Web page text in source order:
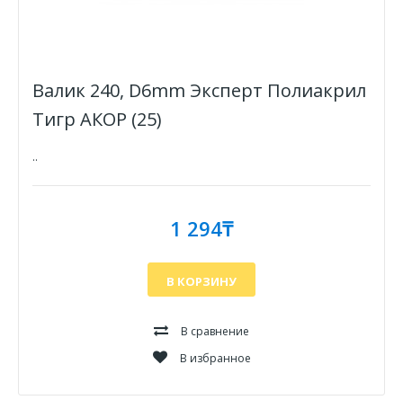
Валик 240, D6mm Эксперт Полиакрил
Тигр АКОР (25)
..
1 294₸
В КОРЗИНУ
В сравнение
В избранное